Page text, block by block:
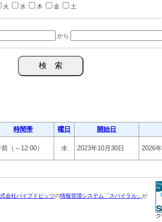
火 水 木 金 土
から
時間帯 曜日 開始日
（～12:00） 水 2023年10月30日 2026
会社パイプドビッツの情報管理システム「スパイラル」 が